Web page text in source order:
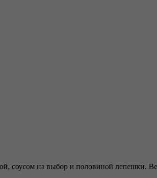
соусом на выбор и половиной лепешки.